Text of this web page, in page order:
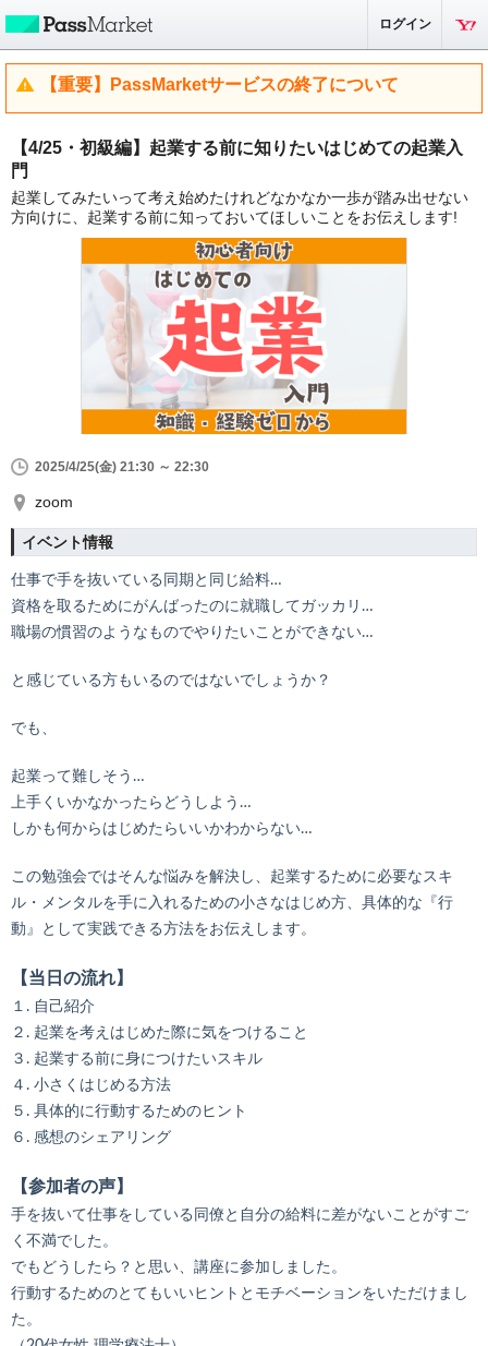
ログイン
【重要】PassMarketサービスの終了について
【4/25・初級編】起業する前に知りたいはじめての起業入
門
起業してみたいって考え始めたけれどなかなか一歩が踏み出せない
方向けに、起業する前に知っておいてほしいことをお伝えします!
2025/4/25(金) 21:30 ～ 22:30
zoom
イベント情報
仕事で手を抜いている同期と同じ給料…
資格を取るためにがんばったのに就職してガッカリ…
職場の慣習のようなものでやりたいことができない…
と感じている方もいるのではないでしょうか？
でも、
起業って難しそう…
上手くいかなかったらどうしよう…
しかも何からはじめたらいいかわからない…
この勉強会ではそんな悩みを解決し、起業するために必要なスキ
ル・メンタルを手に入れるための小さなはじめ方、具体的な『行
動』として実践できる方法をお伝えします。
【当日の流れ】
１. 自己紹介
２. 起業を考えはじめた際に気をつけること
３. 起業する前に身につけたいスキル
４. 小さくはじめる方法
５. 具体的に行動するためのヒント
６. 感想のシェアリング
【参加者の声】
手を抜いて仕事をしている同僚と自分の給料に差がないことがすご
く不満でした。
でもどうしたら？と思い、講座に参加しました。
行動するためのとてもいいヒントとモチベーションをいただけまし
た。